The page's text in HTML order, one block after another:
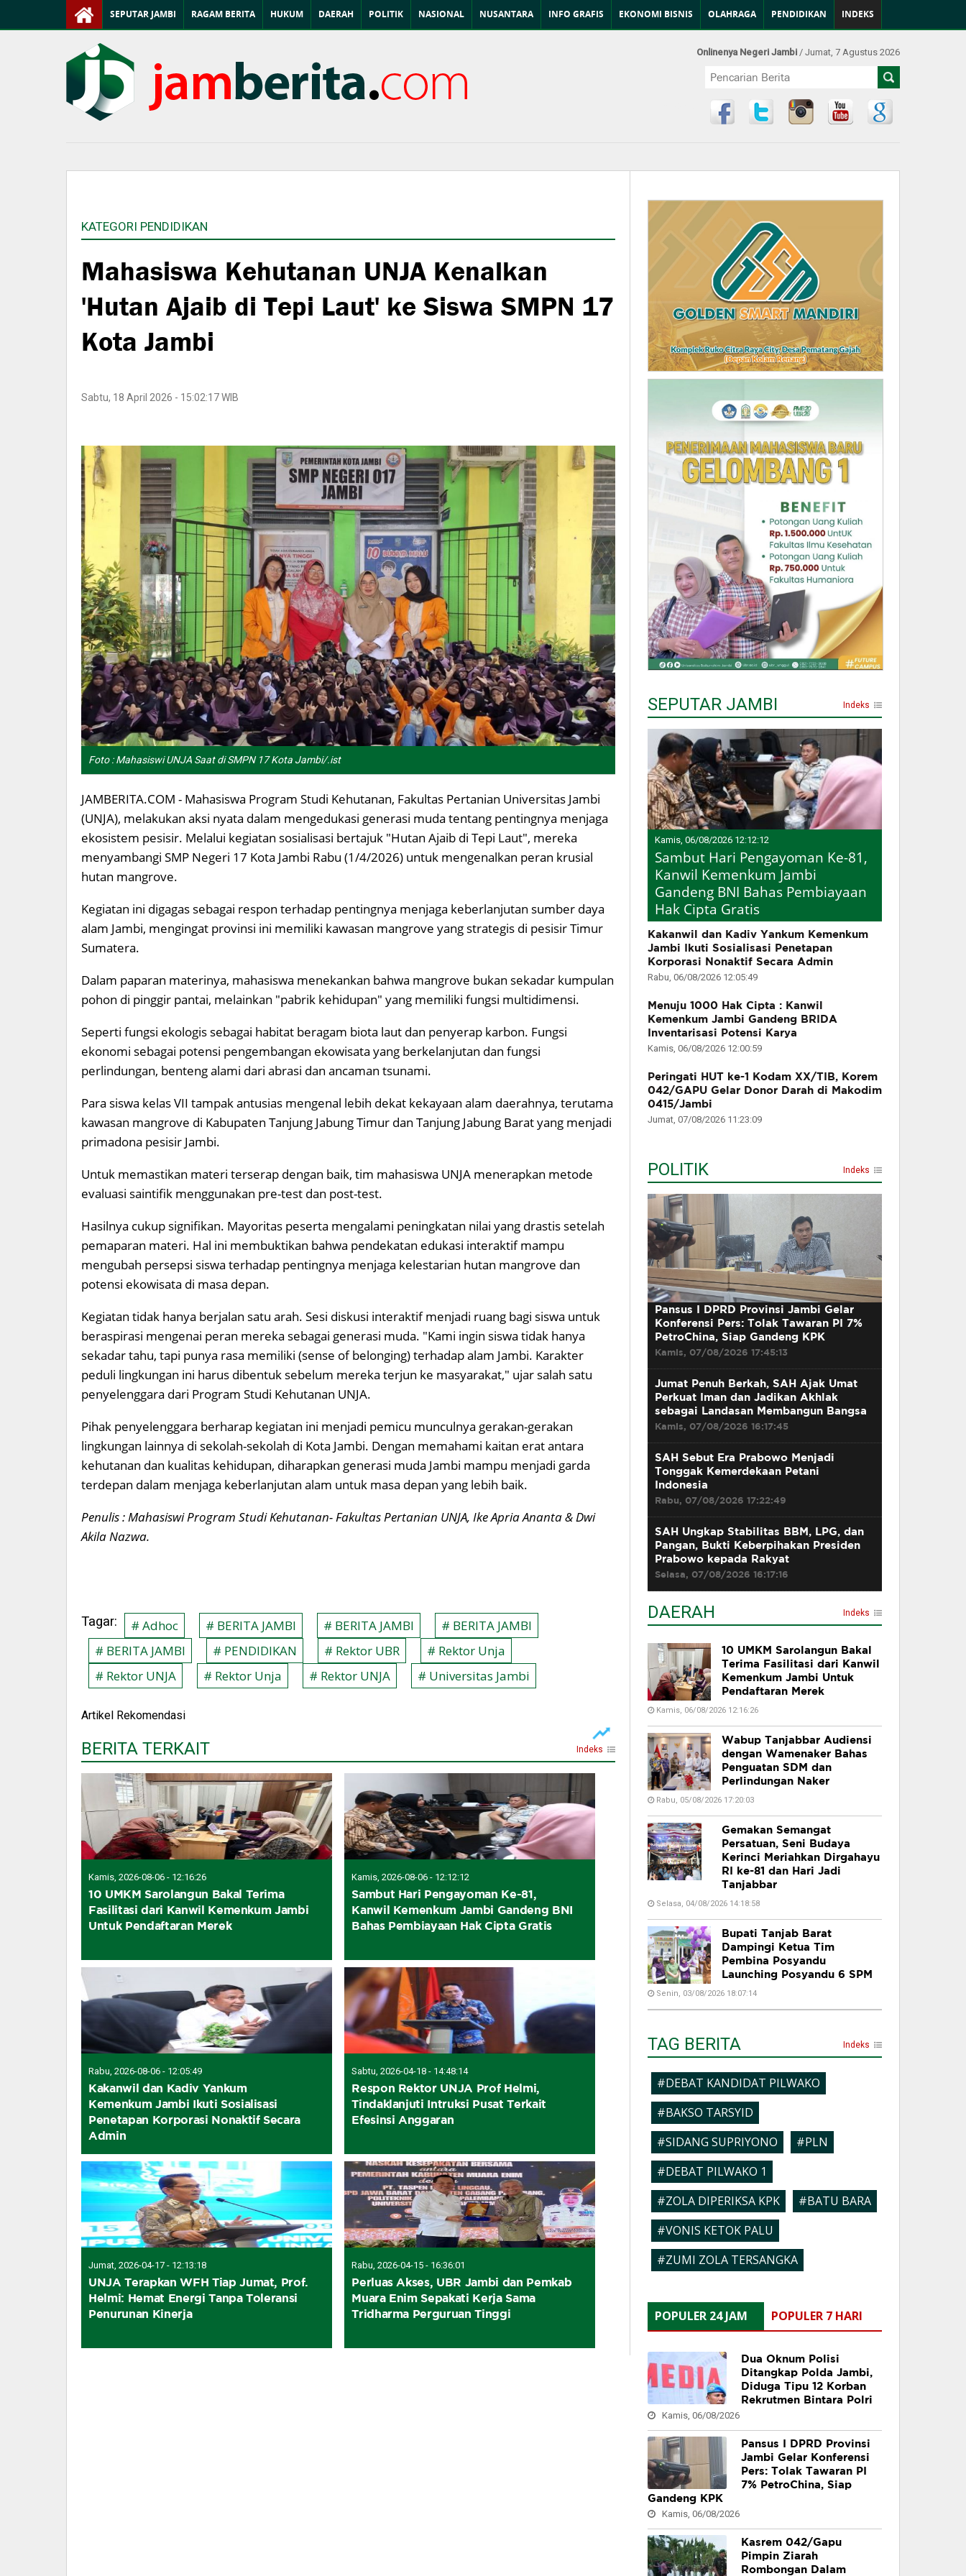
SEPUTAR JAMBI RAGAM BERITA HUKUM DAERAH POLITIK NASIONAL NUSANTARA INFO GRAFIS EKONOMI BISNIS OLAHRAGA PENDIDIKAN INDEKS
Onlinenya Negeri Jambi / Jumat, 7 Agustus 2026
KATEGORI PENDIDIKAN
Mahasiswa Kehutanan UNJA Kenalkan
'Hutan Ajaib di Tepi Laut' ke Siswa SMPN 17
Kota Jambi
Sabtu, 18 April 2026 - 15:02:17 WIB
Foto : Mahasiswi UNJA Saat di SMPN 17 Kota Jambi/.ist
JAMBERITA.COM - Mahasiswa Program Studi Kehutanan, Fakultas Pertanian Universitas Jambi
(UNJA), melakukan aksi nyata dalam mengedukasi generasi muda tentang pentingnya menjaga
ekosistem pesisir. Melalui kegiatan sosialisasi bertajuk "Hutan Ajaib di Tepi Laut", mereka
menyambangi SMP Negeri 17 Kota Jambi Rabu (1/4/2026) untuk mengenalkan peran krusial
hutan mangrove.
Kegiatan ini digagas sebagai respon terhadap pentingnya menjaga keberlanjutan sumber daya
alam Jambi, mengingat provinsi ini memiliki kawasan mangrove yang strategis di pesisir Timur
Sumatera.
Dalam paparan materinya, mahasiswa menekankan bahwa mangrove bukan sekadar kumpulan
pohon di pinggir pantai, melainkan "pabrik kehidupan" yang memiliki fungsi multidimensi.
Seperti fungsi ekologis sebagai habitat beragam biota laut dan penyerap karbon. Fungsi
ekonomi sebagai potensi pengembangan ekowisata yang berkelanjutan dan fungsi
perlindungan, benteng alami dari abrasi dan ancaman tsunami.
Para siswa kelas VII tampak antusias mengenal lebih dekat kekayaan alam daerahnya, terutama
kawasan mangrove di Kabupaten Tanjung Jabung Timur dan Tanjung Jabung Barat yang menjadi
primadona pesisir Jambi.
Untuk memastikan materi terserap dengan baik, tim mahasiswa UNJA menerapkan metode
evaluasi saintifik menggunakan pre-test dan post-test.
Hasilnya cukup signifikan. Mayoritas peserta mengalami peningkatan nilai yang drastis setelah
pemaparan materi. Hal ini membuktikan bahwa pendekatan edukasi interaktif mampu
mengubah persepsi siswa terhadap pentingnya menjaga kelestarian hutan mangrove dan
potensi ekowisata di masa depan.
Kegiatan tidak hanya berjalan satu arah. Sesi diskusi interaktif menjadi ruang bagi siswa untuk
beraspirasi mengenai peran mereka sebagai generasi muda. "Kami ingin siswa tidak hanya
sekadar tahu, tapi punya rasa memiliki (sense of belonging) terhadap alam Jambi. Karakter
peduli lingkungan ini harus dibentuk sebelum mereka terjun ke masyarakat," ujar salah satu
penyelenggara dari Program Studi Kehutanan UNJA.
Pihak penyelenggara berharap kegiatan ini menjadi pemicu munculnya gerakan-gerakan
lingkungan lainnya di sekolah-sekolah di Kota Jambi. Dengan memahami kaitan erat antara
kehutanan dan kualitas kehidupan, diharapkan generasi muda Jambi mampu menjadi garda
terdepan dalam menjaga keberlanjutan alam untuk masa depan yang lebih baik.
Penulis : Mahasiswi Program Studi Kehutanan- Fakultas Pertanian UNJA, Ike Apria Ananta & Dwi
Akila Nazwa.
Tagar: # Adhoc # BERITA JAMBI # BERITA JAMBI
# BERITA JAMBI
# BERITA JAMBI
# PENDIDIKAN # Rektor UBR
# Rektor Unja
# Rektor UNJA
# Rektor Unja # Rektor UNJA # Universitas Jambi
Artikel Rekomendasi
BERITA TERKAIT Indeks
Kamis, 2026-08-06 - 12:16:26
10 UMKM Sarolangun Bakal Terima
Fasilitasi dari Kanwil Kemenkum Jambi
Untuk Pendaftaran Merek
Kamis, 2026-08-06 - 12:12:12
Sambut Hari Pengayoman Ke-81,
Kanwil Kemenkum Jambi Gandeng BNI
Bahas Pembiayaan Hak Cipta Gratis
Rabu, 2026-08-06 - 12:05:49
Kakanwil dan Kadiv Yankum
Kemenkum Jambi Ikuti Sosialisasi
Penetapan Korporasi Nonaktif Secara
Admin
Sabtu, 2026-04-18 - 14:48:14
Respon Rektor UNJA Prof Helmi,
Tindaklanjuti Intruksi Pusat Terkait
Efesinsi Anggaran
Jumat, 2026-04-17 - 12:13:18
UNJA Terapkan WFH Tiap Jumat, Prof.
Helmi: Hemat Energi Tanpa Toleransi
Penurunan Kinerja
Rabu, 2026-04-15 - 16:36:01
Perluas Akses, UBR Jambi dan Pemkab
Muara Enim Sepakati Kerja Sama
Tridharma Perguruan Tinggi
SEPUTAR JAMBI Indeks
Kamis, 06/08/2026 12:12:12
Sambut Hari Pengayoman Ke-81,
Kanwil Kemenkum Jambi
Gandeng BNI Bahas Pembiayaan
Hak Cipta Gratis
Kakanwil dan Kadiv Yankum Kemenkum
Jambi Ikuti Sosialisasi Penetapan
Korporasi Nonaktif Secara Admin
Rabu, 06/08/2026 12:05:49
Menuju 1000 Hak Cipta : Kanwil
Kemenkum Jambi Gandeng BRIDA
Inventarisasi Potensi Karya
Kamis, 06/08/2026 12:00:59
Peringati HUT ke-1 Kodam XX/TIB, Korem
042/GAPU Gelar Donor Darah di Makodim
0415/Jambi
Jumat, 07/08/2026 11:23:09
POLITIK Indeks
Pansus I DPRD Provinsi Jambi Gelar
Konferensi Pers: Tolak Tawaran PI 7%
PetroChina, Siap Gandeng KPK
Kamis, 07/08/2026 17:45:13
Jumat Penuh Berkah, SAH Ajak Umat
Perkuat Iman dan Jadikan Akhlak
sebagai Landasan Membangun Bangsa
Kamis, 07/08/2026 16:17:45
SAH Sebut Era Prabowo Menjadi
Tonggak Kemerdekaan Petani
Indonesia
Rabu, 07/08/2026 17:22:49
SAH Ungkap Stabilitas BBM, LPG, dan
Pangan, Bukti Keberpihakan Presiden
Prabowo kepada Rakyat
Selasa, 07/08/2026 16:17:16
DAERAH Indeks
10 UMKM Sarolangun Bakal
Terima Fasilitasi dari Kanwil
Kemenkum Jambi Untuk
Pendaftaran Merek
Kamis, 06/08/2026 12:16:26
Wabup Tanjabbar Audiensi
dengan Wamenaker Bahas
Penguatan SDM dan
Perlindungan Naker
Rabu, 05/08/2026 17:20:03
Gemakan Semangat
Persatuan, Seni Budaya
Kerinci Meriahkan Dirgahayu
RI ke-81 dan Hari Jadi
Tanjabbar
Selasa, 04/08/2026 14:18:58
Bupati Tanjab Barat
Dampingi Ketua Tim
Pembina Posyandu
Launching Posyandu 6 SPM
Senin, 03/08/2026 18:07:14
TAG BERITA Indeks
#DEBAT KANDIDAT PILWAKO
#BAKSO TARSYID
#SIDANG SUPRIYONO
#PLN
#DEBAT PILWAKO 1
#ZOLA DIPERIKSA KPK
#BATU BARA
#VONIS KETOK PALU
#ZUMI ZOLA TERSANGKA
POPULER 24 JAM POPULER 7 HARI
Dua Oknum Polisi
Ditangkap Polda Jambi,
Diduga Tipu 12 Korban
Rekrutmen Bintara Polri
Kamis, 06/08/2026
Pansus I DPRD Provinsi
Jambi Gelar Konferensi
Pers: Tolak Tawaran PI
7% PetroChina, Siap
Gandeng KPK
Kamis, 06/08/2026
Kasrem 042/Gapu
Pimpin Ziarah
Rombongan Dalam